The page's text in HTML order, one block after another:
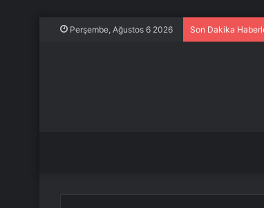
Perşembe, Ağustos 6 2026 Son Dakika